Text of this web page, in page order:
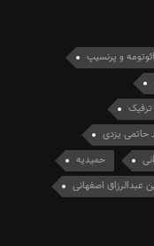
و پرنسیپ
ترفیک
حاتمی یزدی
حمیدیه
عبدالرزاق اصفهانی